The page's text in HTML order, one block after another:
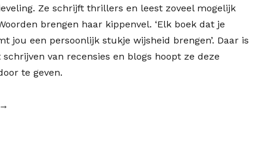
Ze schrijft thrillers en leest zoveel mogelijk
brengen haar kippenvel. ‘Elk boek dat je
jou een persoonlijk stukje wijsheid brengen’. Daar is
van recensies en blogs hoopt ze deze
te geven.